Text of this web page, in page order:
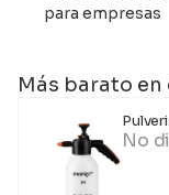
para empresas
Más barato
No